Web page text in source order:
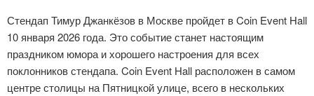
Стендап Тимур Джанкёзов в Москве пройдет в Coin Event Hall
10 января 2026 года. Это событие станет настоящим
праздником юмора и хорошего настроения для всех
поклонников стендапа. Coin Event Hall расположен в самом
центре столицы на Пятницкой улице, всего в нескольких